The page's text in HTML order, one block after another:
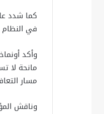
كما شدد
في النظام
وأكد
مانحة لا
مسار
وناقش